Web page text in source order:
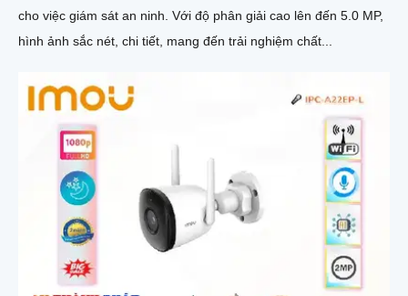
cho việc giám sát an ninh. Với độ phân giải cao lên đến 5.0 MP,
hình ảnh sắc nét, chi tiết, mang đến trải nghiệm chất...